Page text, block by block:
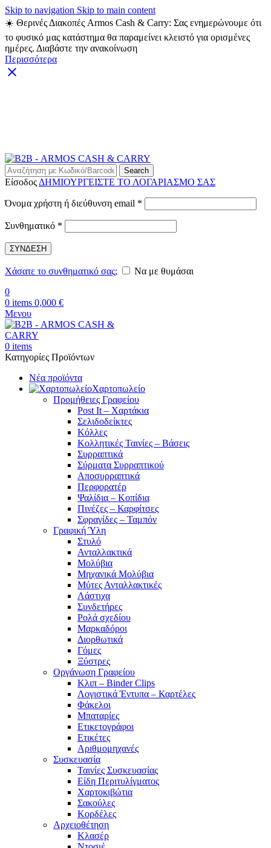
Skip to navigation Skip to main content
☀️ Θερινές Διακοπές Armos Cash & Carry: Σας ενημερώνουμε ότι
το φυσικό μας κατάστημα θα παραμείνει κλειστό για ορισμένες
ημέρες. Διαβάστε την ανακοίνωση
Περισσότερα
Search
Είσοδος ΔΗΜΙΟΥΡΓΕΙΣΤΕ ΤΟ ΛΟΓΑΡΙΑΣΜΟ ΣΑΣ
Όνομα χρήστη ή διεύθυνση email *
Συνθηματικό *
ΣΥΝΔΕΣΗ
Χάσατε το συνθηματικό σας;
Να με θυμάσαι
0
0 items 0,000 €
Μενου
0 items
Κατηγορίες Προϊόντων
Νέα προϊόντα
Χαρτοπωλείο
Προμήθειες Γραφείου
Post It – Χαρτάκια
Σελιδοδείκτες
Κόλλες
Κολλητικές Ταινίες – Βάσεις
Συρραπτικά
Σύρματα Συρραπτικού
Αποσυρραπτικά
Περφορατέρ
Ψαλίδια – Κοπίδια
Πινέζες – Καρφίτσες
Σφραγίδες – Ταμπόν
Γραφική Ύλη
Στυλό
Ανταλλακτικά
Μολύβια
Μηχανικά Μολύβια
Μύτες Ανταλλακτικές
Λάστιχα
Συνδετήρες
Ρολά σχεδίου
Μαρκαδόροι
Διορθωτικά
Γόμες
Ξύστρες
Οργάνωση Γραφείου
Κλιπ – Binder Clips
Λογιστικά Έντυπα – Καρτέλες
Φάκελοι
Μπαταρίες
Ετικετογράφοι
Ετικέτες
Αριθμομηχανές
Συσκευασία
Ταινίες Συσκευασίας
Είδη Περιτυλίγματος
Χαρτοκιβώτια
Σακούλες
Κορδέλες
Αρχειοθέτηση
Κλασέρ